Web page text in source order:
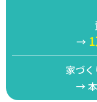
→
家づ
→